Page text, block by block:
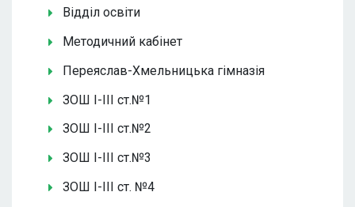
Відділ освіти
Методичний кабінет
Переяслав-Хмельницька гімназія
ЗОШ І-ІІІ ст.№1
ЗОШ І-ІІІ ст.№2
ЗОШ І-ІІІ ст.№3
ЗОШ І-ІІІ ст. №4